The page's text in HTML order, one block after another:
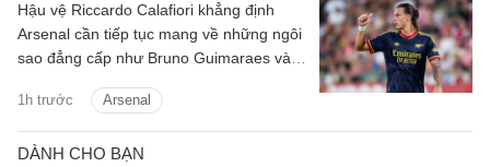
1h trước Arsenal
Hậu vệ Riccardo Calafiori khẳng định
Arsenal cần tiếp tục mang về những ngôi
sao đẳng cấp như Bruno Guimaraes và
một và hướng đến một mùa giải thành
công hơn nữa.